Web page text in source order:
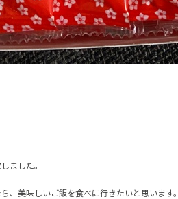
ました。
、美味しいご飯を食べに行きたいと思います